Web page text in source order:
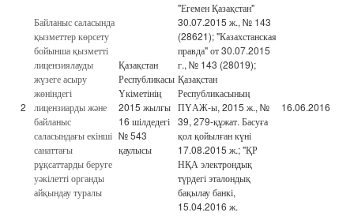
2
Байланыс саласында
қызметтер көрсету
бойынша қызметті
лицензиялауды
жүзеге асыру
жөніндегі
лицензиарды және
байланыс
саласындағы екінші
санаттағы
рұқсаттарды беруге
уәкілетті органды
айқындау туралы
Қазақстан
Республикасы
Үкіметінің
2015 жылғы
16 шілдедегі
№ 543
қаулысы
"Егемен Қазақстан"
30.07.2015 ж., № 143
(28621); "Казахстанская
правда" от 30.07.2015
г., № 143 (28019);
Қазақстан
Республикасының
ПҮАЖ-ы, 2015 ж., №
39, 279-құжат. Басуға
қол қойылған күні
17.08.2015 ж.; "ҚР
НҚА электрондық
түрдегі эталондық
бақылау банкі,
15.04.2016 ж.
16.06.2016